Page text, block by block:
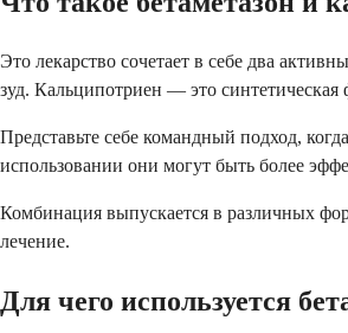
Это лекарство сочетает в себе два
зуд. Кальципотриен — это
Представьте себе командный подход,
использовании они могут быть более
Комбинация выпускается в различных
лечение.
Для чего используется